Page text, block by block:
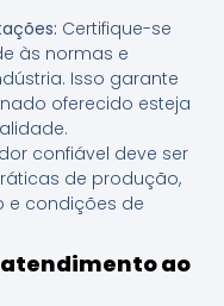
Certifique-se
às normas e
Isso garante
oferecido esteja
confiável deve ser
de produção,
e condições de
ao